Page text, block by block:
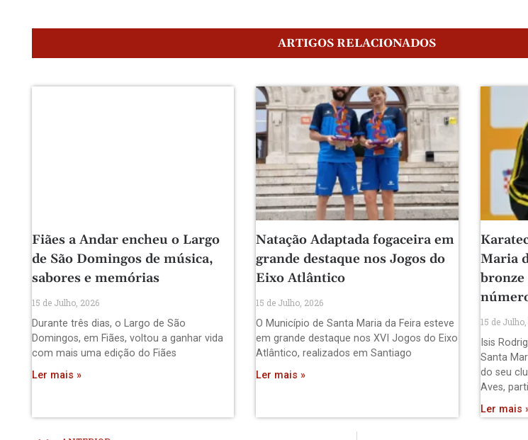
ARTIGOS RELACIONADOS
Fiães a Andar encheu o Largo
de São Domingos de música,
sabores e memórias
15 de Julho, 2026
Durante três dias, o Largo de São
Domingos, em Fiães, voltou a ganhar vida
com mais uma edição do Fiães
Ler mais »
Natação Adaptada fogaceira em
grande destaque nos Jogos do
Eixo Atlântico
15 de Julho, 2026
O Município de Santa Maria da Feira esteve
em grande destaque nos XVI Jogos do Eixo
Atlântico, realizados em Santiago
Ler mais »
Maria
bronze
15 de
Isis
Santa
do seu
Aves,
Ler mais